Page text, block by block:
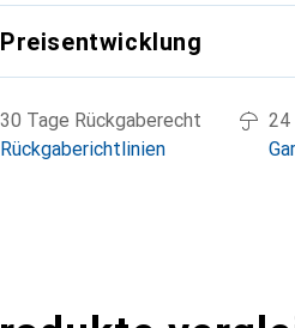
Preisentwicklung
30 Tage Rückgaberecht
Rückgaberichtlinien
24